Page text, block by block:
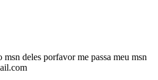
deles porfavor me passa meu msn